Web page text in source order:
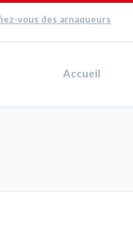
vous des arnaqueurs
Accueil